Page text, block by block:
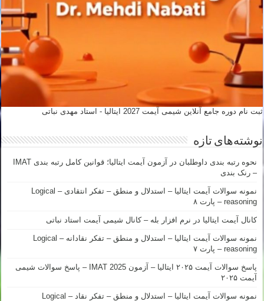
ثبت نام دوره جامع آنلاین شیمی آیمت 2027 ایتالیا - استاد مهدی نباتی
نوشته‌های تازه
نحوه رتبه بندی داوطلبان در آزمون آیمت ایتالیا؛ قوانین کامل رتبه بندی IMAT
– رنک بندی
نمونه سوالات آیمت ایتالیا – استدلال و منطق – تفکر انتقادی – Logical
reasoning – پارت ۸
کانال آیمت ایتالیا در نرم افزار بله – کانال شیمی آیمت استاد نباتی
نمونه سوالات آیمت ایتالیا – استدلال و منطق – تفکر نقادانه – Logical
reasoning – پارت ۷
پاسخ سوالات آیمت ۲۰۲۵ ایتالیا – آزمون IMAT 2025 – پاسخ سوالات شیمی
آیمت ۲۰۲۵
نمونه سوالات آیمت ایتالیا – استدلال و منطق – تفکر نقاد – Logical